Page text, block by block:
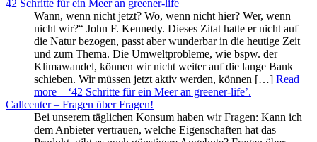
42 Schritte für ein Meer an greener-life
Wann, wenn nicht jetzt? Wo, wenn nicht hier? Wer, wenn
nicht wir?“ John F. Kennedy. Dieses Zitat hatte er nicht auf
die Natur bezogen, passt aber wunderbar in die heutige Zeit
und zum Thema. Die Umweltprobleme, wie bspw. der
Klimawandel, können wir nicht weiter auf die lange Bank
schieben. Wir müssen jetzt aktiv werden, können […] Read
more – ‘42 Schritte für ein Meer an greener-life’.
Callcenter – Fragen über Fragen!
Bei unserem täglichen Konsum haben wir Fragen: Kann ich
dem Anbieter vertrauen, welche Eigenschaften hat das